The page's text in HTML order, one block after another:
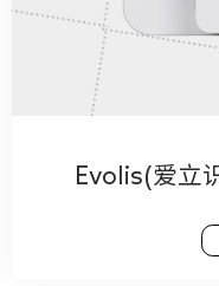
Evolis(爱立